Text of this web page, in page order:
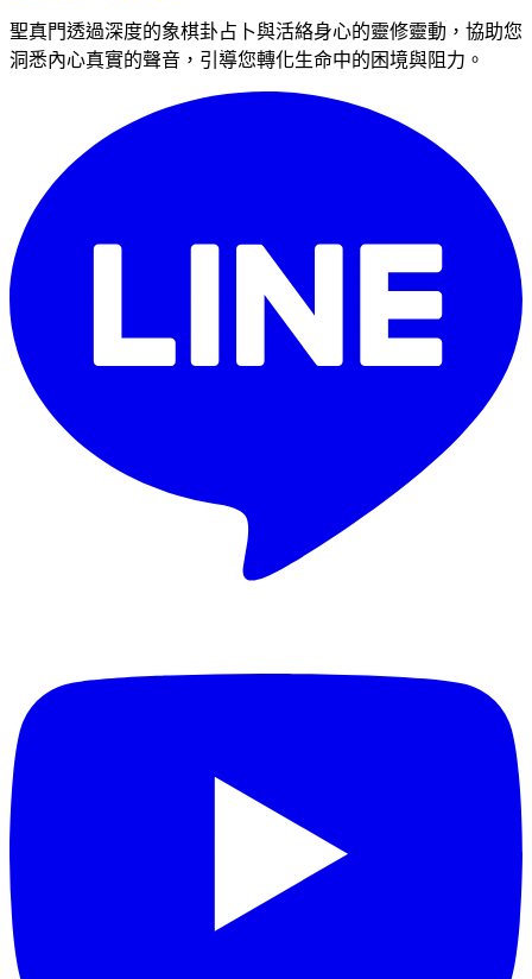
聖真門透過深度的象棋卦占卜與活絡身心的靈修靈動，協助您
洞悉內心真實的聲音，引導您轉化生命中的困境與阻力。